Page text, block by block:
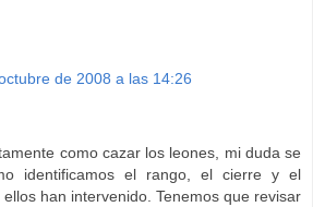
de 2008 a las 14:26
como cazar los leones, mi duda se
identificamos el rango, el cierre y el
han intervenido. Tenemos que revisar